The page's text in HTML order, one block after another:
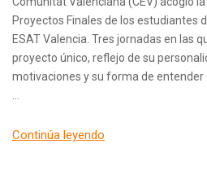
Proyectos Finales de los estudiantes
ESAT Valencia. Tres jornadas en las
proyecto único, reflejo de su
motivaciones y su forma de entender
…
Continúa leyendo